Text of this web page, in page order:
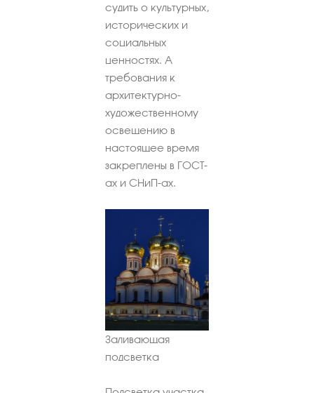
судить о культурных,
исторических и
социальных
ценностях. А
требования к
архитектурно-
художественному
освещению в
настоящее время
закреплены в ГОСТ-
ах и СНиП-ах.
Заливающая
подсветка